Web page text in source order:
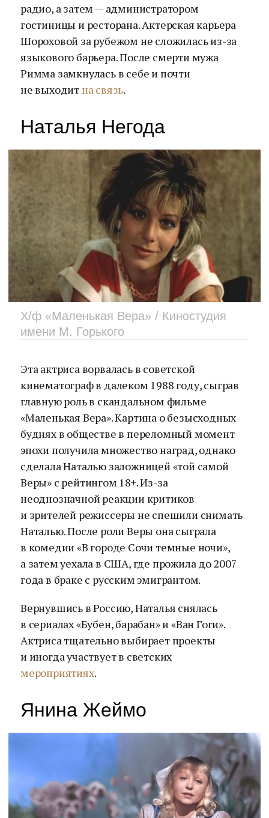
радио, а затем — администратором
гостиницы и ресторана. Актерская карьера
Шороховой за рубежом не сложилась из-за
языкового барьера. После смерти мужа
Римма замкнулась в себе и почти
не выходит на связь.
Наталья Негода
Х/ф «Маленькая Вера» / Киностудия
имени М. Горького
Эта актриса ворвалась в советской
кинематограф в далеком 1988 году, сыграв
главную роль в скандальном фильме
«Маленькая Вера». Картина о безысходных
буднях в обществе в переломный момент
эпохи получила множество наград, однако
сделала Наталью заложницей «той самой
Веры» с рейтингом 18+. Из-за
неоднозначной реакции критиков
и зрителей режиссеры не спешили снимать
Наталью. После роли Веры она сыграла
в комедии «В городе Сочи темные ночи»,
а затем уехала в США, где прожила до 2007
года в браке с русским эмигрантом.
Вернувшись в Россию, Наталья снялась
в сериалах «Бубен, барабан» и «Ван Гоги».
Актриса тщательно выбирает проекты
и иногда участвует в светских
мероприятиях.
Янина Жеймо